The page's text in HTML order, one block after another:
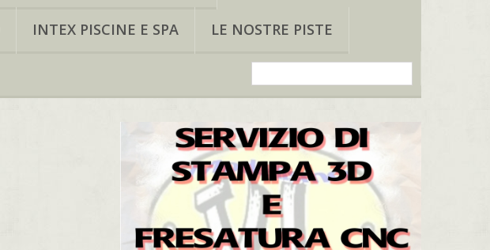
INTEX PISCINE E SPA LE NOSTRE PISTE